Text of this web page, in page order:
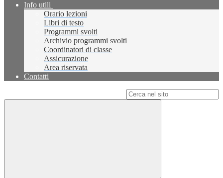
Info utili
Orario lezioni
Libri di testo
Programmi svolti
Archivio programmi svolti
Coordinatori di classe
Assicurazione
Area riservata
Contatti